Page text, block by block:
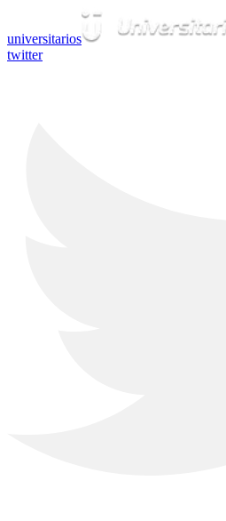
universitarios
twitter